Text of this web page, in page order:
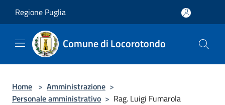
Regione Puglia
Comune di Locorotondo
Home > Amministrazione >
Personale amministrativo > Rag. Luigi Fumarola